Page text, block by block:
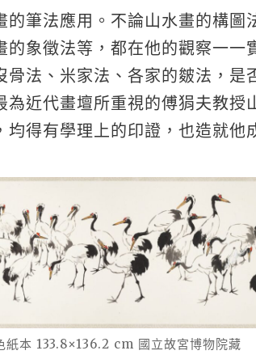
的筆法應用。不論山水畫的構圖
的象徵法等，都在他的觀察一一
骨法、米家法、各家的皴法，是
為近代畫壇所重視的傅狷夫教授
均得有學理上的印證，也造就他
紙本 133.8×136.2 cm 國立故宮博物院藏